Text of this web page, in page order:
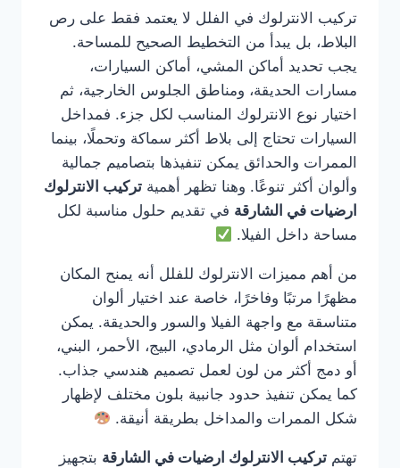
تركيب الانترلوك في الفلل لا يعتمد فقط على رص
البلاط، بل يبدأ من التخطيط الصحيح للمساحة.
يجب تحديد أماكن المشي، أماكن السيارات،
مسارات الحديقة، ومناطق الجلوس الخارجية، ثم
اختيار نوع الانترلوك المناسب لكل جزء. فمداخل
السيارات تحتاج إلى بلاط أكثر سماكة وتحملًا، بينما
الممرات والحدائق يمكن تنفيذها بتصاميم جمالية
وألوان أكثر تنوعًا. وهنا تظهر أهمية تركيب الانترلوك
ارضيات في الشارقة في تقديم حلول مناسبة لكل
مساحة داخل الفيلا.
من أهم مميزات الانترلوك للفلل أنه يمنح المكان
مظهرًا مرتبًا وفاخرًا، خاصة عند اختيار ألوان
متناسقة مع واجهة الفيلا والسور والحديقة. يمكن
استخدام ألوان مثل الرمادي، البيج، الأحمر، البني،
أو دمج أكثر من لون لعمل تصميم هندسي جذاب.
كما يمكن تنفيذ حدود جانبية بلون مختلف لإظهار
شكل الممرات والمداخل بطريقة أنيقة.
تهتم تركيب الانترلوك ارضيات في الشارقة بتجهيز